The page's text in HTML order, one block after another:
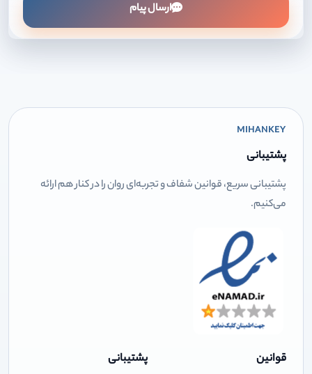
ارسال پیام
MIHANKEY
پشتیبانی
پشتیبانی سریع، قوانین شفاف و تجربه‌ای روان را در کنار هم ارائه
می‌کنیم.
قوانین پشتیبانی